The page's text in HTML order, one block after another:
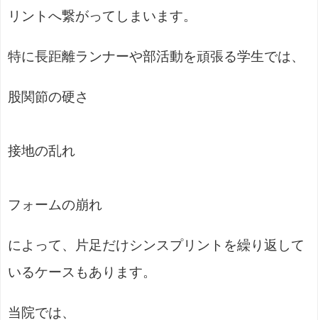
リントへ繋がってしまいます。
特に長距離ランナーや部活動を頑張る学生では、
股関節の硬さ
接地の乱れ
フォームの崩れ
によって、片足だけシンスプリントを繰り返して
いるケースもあります。
当院では、